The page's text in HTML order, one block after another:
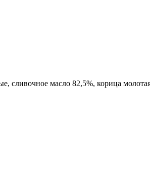
сливочное масло 82,5%, корица